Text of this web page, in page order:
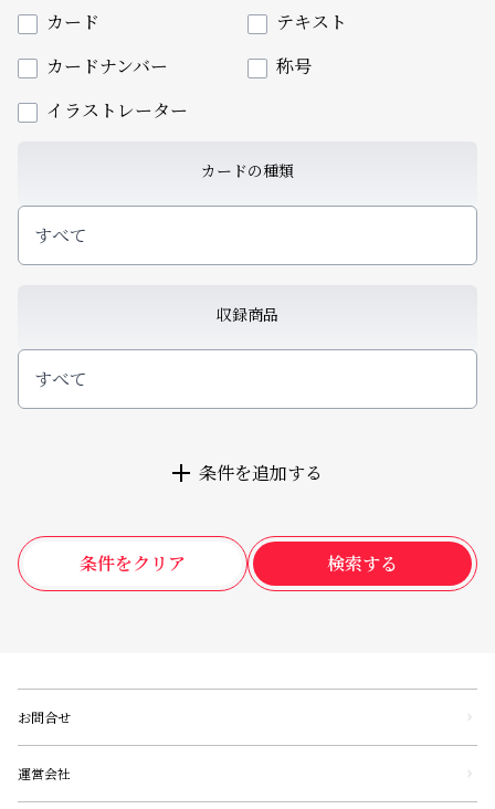
カード
テキスト
カードナンバー
称号
イラストレーター
カードの種類
すべて
収録商品
すべて
条件を追加する
条件をクリア 検索する
お問合せ
運営会社